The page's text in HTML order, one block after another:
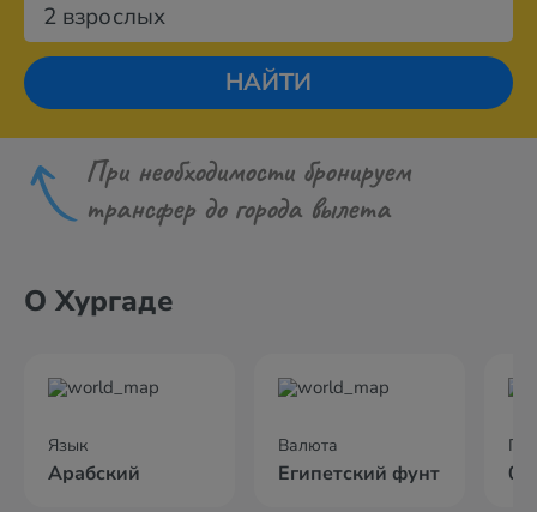
2 взрослых
НАЙТИ
При необходимости бронируем
трансфер до города вылета
О Хургаде
Язык
Арабский
Валюта
Египетский фунт